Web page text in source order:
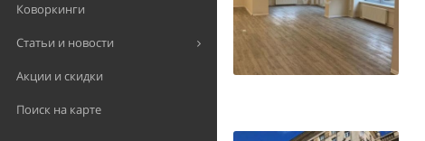
Коворкинги
Статьи и новости
Акции и скидки
Поиск на карте